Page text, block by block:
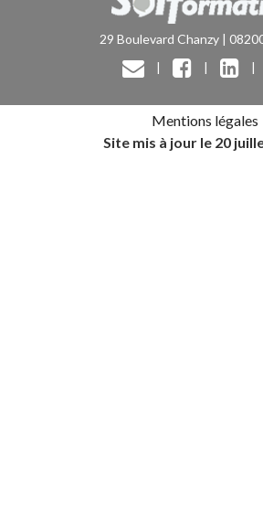
29 Boulevard Chanzy |
|
| |
Mentions légales
Site mis à jour le 20